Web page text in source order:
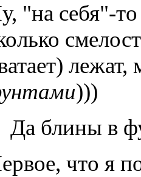
"на себя"-
)))
Да блины в
что я